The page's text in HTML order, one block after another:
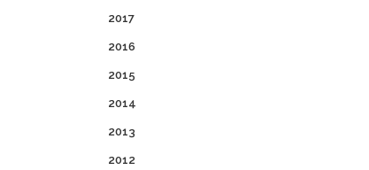
2017
2016
2015
2014
2013
2012